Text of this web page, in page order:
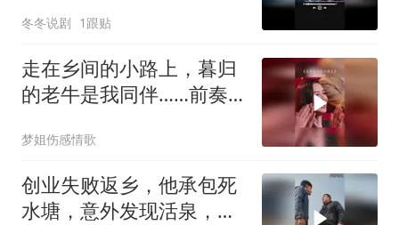
冬冬说剧 1跟贴
走在乡间的小路上，暮归
的老牛是我同伴……前奏
梦姐伤感情歌
创业失败返乡，他承包死
水塘，意外发现活泉，养